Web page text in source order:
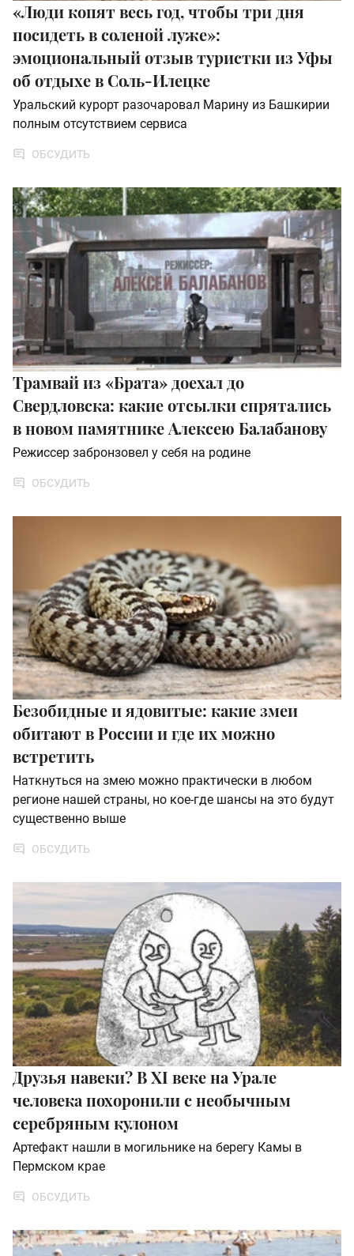
«Люди копят весь год, чтобы три дня
посидеть в соленой луже»:
эмоциональный отзыв туристки из Уфы
об отдыхе в Соль-Илецке
Уральский курорт разочаровал Марину из Башкирии
полным отсутствием сервиса
ОБСУДИТЬ
Трамвай из «Брата» доехал до
Свердловска: какие отсылки спрятались
в новом памятнике Алексею Балабанову
Режиссер забронзовел у себя на родине
ОБСУДИТЬ
Безобидные и ядовитые: какие змеи
обитают в России и где их можно
встретить
Наткнуться на змею можно практически в любом
регионе нашей страны, но кое-где шансы на это будут
существенно выше
ОБСУДИТЬ
Друзья навеки? В XI веке на Урале
человека похоронили с необычным
серебряным кулоном
Артефакт нашли в могильнике на берегу Камы в
Пермском крае
ОБСУДИТЬ